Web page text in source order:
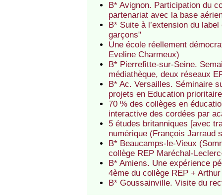
B* Avignon. Participation du
partenariat avec la base
B* Suite à l’extension du
garçons"
Une école réellement
Eveline Charmeux)
B* Pierrefitte-sur-Seine.
médiathèque, deux réseaux
B* Ac. Versailles. Séminaire
projets en Education
70 % des collèges en
interactive des cordées par
5 études britanniques [avec
numérique (François Jarraud
B* Beaucamps-le-Vieux
collège REP Maréchal-
B* Amiens. Une expérience
4ème du collège REP +
B* Goussainville. Visite du